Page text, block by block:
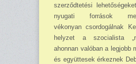
szerződ­tetési
nyugati források
vékonyan csordogálnak
helyzet a szocialista
ahonnan valóban a legjobb
és együt­te­sek érkeznek